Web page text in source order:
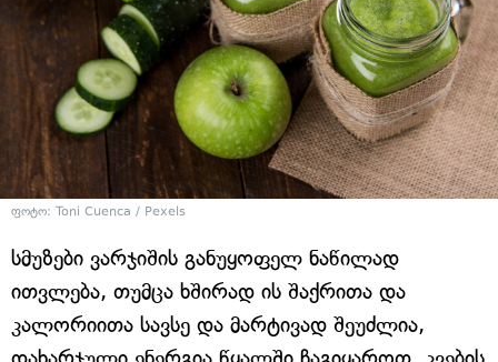
ფოტო: Toni Cuenca / Pexels
სმუზები ვარჯიშის განუყოფელ ნაწილად
ითვლება, თუმცა ხშირად ის შაქრითა და
კალორიითა სავსე და მარტივად შეუძლია,